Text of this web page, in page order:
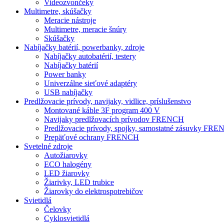
Videozvončeky
Multimetre, skúšačky
Meracie nástroje
Multimetre, meracie šnúry
Skúšačky
Nabíjačky batérií, powerbanky, zdroje
Nabíjačky autobatérií, testery
Nabíjačky batérií
Power banky
Univerzálne sieťové adaptéry
USB nabíjačky
Predlžovacie prívody, navijaky, vidlice, príslušenstvo
Montované káble 3F program 400 V
Navijaky predlžovacích prívodov FRENCH
Predlžovacie prívody, spojky, samostatné zásuvky
Prepäťové ochrany FRENCH
Svetelné zdroje
Autožiarovky
ECO halogény
LED žiarovky
Žiarivky, LED trubice
Žiarovky do elektrospotrebičov
Svietidlá
Čelovky
Cyklosvietidlá